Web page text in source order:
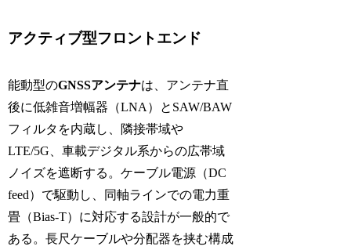
アクティブ型フロントエンド
能動型のGNSSアンテナは、アンテナ直
後に低雑音増幅器（LNA）とSAW/BAW
フィルタを内蔵し、隣接帯域や
LTE/5G、車載デジタル系からの広帯域
ノイズを遮断する。ケーブル電源（DC
feed）で駆動し、同軸ラインでの電力重
畳（Bias-T）に対応する設計が一般的で
ある。長尺ケーブルや分配器を挟む構成